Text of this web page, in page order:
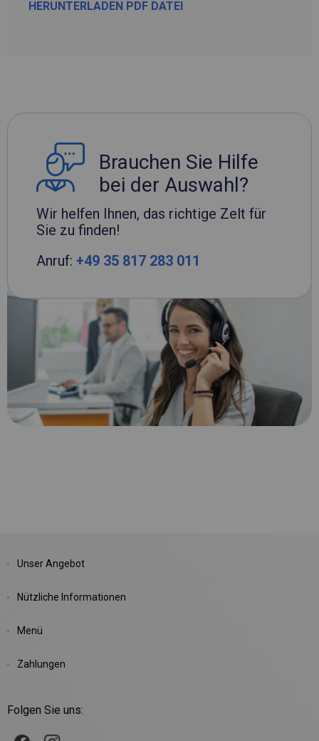
HERUNTERLADEN PDF DATEI
Brauchen Sie Hilfe
bei der Auswahl?
Wir helfen Ihnen, das richtige Zelt für
Sie zu finden!
Anruf: +49 35 817 283 011
Unser Angebot
Nützliche Informationen
Menü
Zahlungen
Folgen Sie uns: